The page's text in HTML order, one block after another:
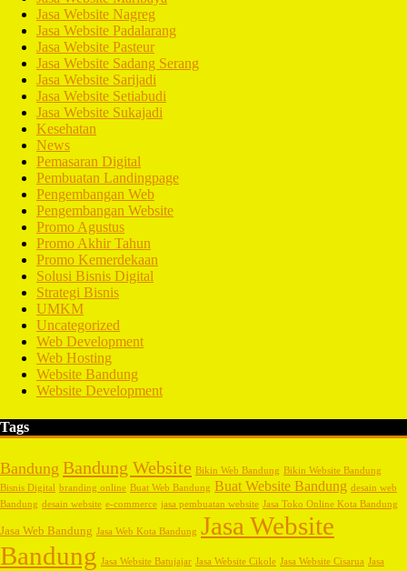
Jasa Website Nagreg
Jasa Website Padalarang
Jasa Website Pasteur
Jasa Website Sadang Serang
Jasa Website Sarijadi
Jasa Website Setiabudi
Jasa Website Sukajadi
Kesehatan
News
Pemasaran Digital
Pembuatan Landingpage
Pengembangan Web
Pengembangan Website
Promo Agustus
Promo Akhir Tahun
Promo Kemerdekaan
Solusi Bisnis Digital
Strategi Bisnis
UMKM
Uncategorized
Web Development
Web Hosting
Website Bandung
Website Development
Tags
Bandung Bandung Website Bikin Web Bandung Bikin Website Bandung
Bisnis Digital branding online Buat Web Bandung Buat Website Bandung desain web
Bandung desain website e-commerce jasa pembuatan website Jasa Toko Online Kota Bandung
Jasa Web Bandung Jasa Web Kota Bandung Jasa Website
Bandung Jasa Website Batujajar Jasa Website Cikole Jasa Website Cisarua Jasa